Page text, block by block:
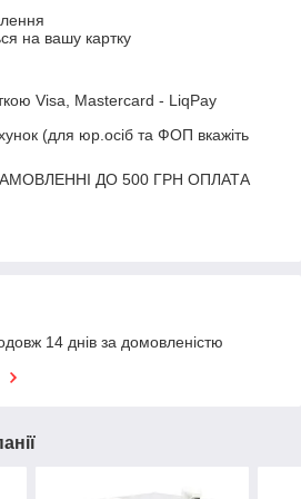
на вашу картку
Visa, Mastercard - LiqPay
(для юр.осіб та ФОП вкажіть
ДО 500 ГРН ОПЛАТА
14 днів за домовленістю